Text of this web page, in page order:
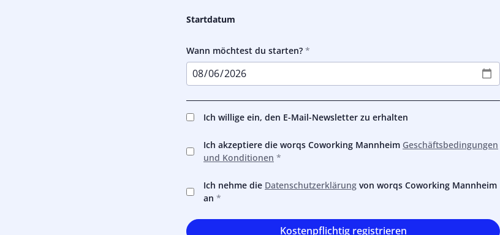
Startdatum
Wann möchtest du starten?
Ich willige ein, den E-Mail-Newsletter zu erhalten
Ich akzeptiere die worqs Coworking Mannheim Geschäftsbedingungen
und Konditionen
Ich nehme die Datenschutzerklärung von worqs Coworking Mannheim
an
Kostenpflichtig registrieren